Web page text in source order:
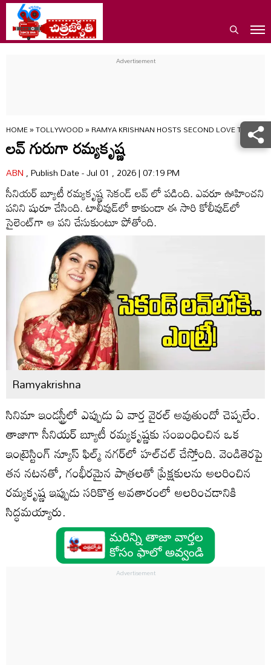
HOME»TOLLYWOOD»RAMYA KRISHNAN HOSTS SECOND LOVE TAMIL
లవ్ గురుగా రమ్యకృష్ణ
ABN, Publish Date - Jul 01 , 2026 | 07:19 PM
సీనియర్ బ్యూటీ రమ్యకృష్ణ సెకండ్ లవ్ లో పడింది. ఎవరూ ఊహించని
పనిని షురూ చేసింది. టాలీవుడ్‌లో కాకుండా ఈ సారి కోలీవుడ్‌లో
సైలెంట్‌గా ఆ పని చేసుకుంటూ పోతోంది.
Ramyakrishna
సినిమా ఇండస్ట్రీలో ఎప్పుడు ఏ వార్త వైరల్ అవుతుందో చెప్పలేం.
తాజాగా సీనియర్ బ్యూటీ రమ్యకృష్ణకు సంబంధించిన ఒక
ఇంట్రెస్టింగ్ న్యూస్ ఫిల్మ్ నగర్‌లో హల్‌చల్ చేస్తోంది. వెండితెరపై
తన నటనతో, గంభీరమైన పాత్రలతో ప్రేక్షకులను అలరించిన
రమ్యకృష్ణ ఇప్పుడు సరికొత్త అవతారంలో అలరించడానికి
సిద్ధమయ్యారు.